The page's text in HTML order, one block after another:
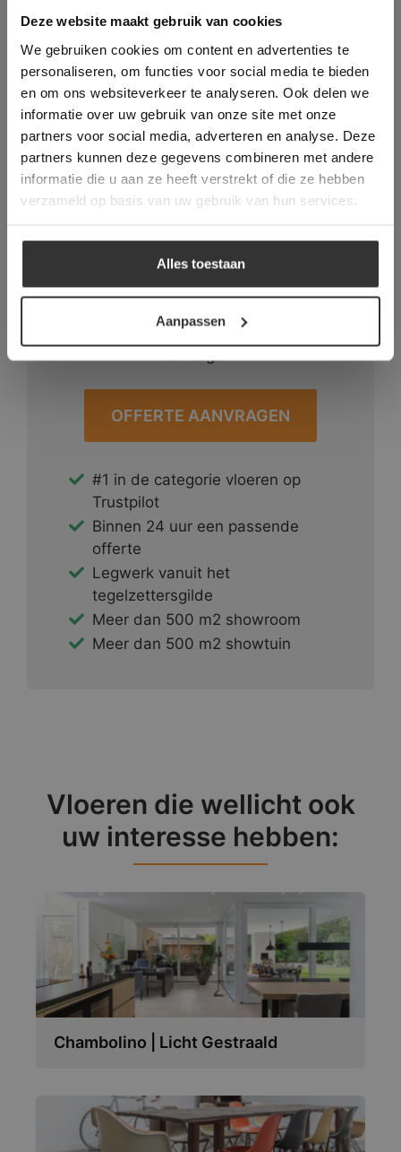
Deze website maakt gebruik van cookies
We gebruiken cookies om content en advertenties te
personaliseren, om functies voor social media te bieden
en om ons websiteverkeer te analyseren. Ook delen we
informatie over uw gebruik van onze site met onze
partners voor social media, adverteren en analyse. Deze
partners kunnen deze gegevens combineren met andere
informatie die u aan ze heeft verstrekt of die ze hebben
verzameld op basis van uw gebruik van hun services.
Alles toestaan
Aanpassen
Vraag direct een
vrijblijvende offerte aan:
Een offerte aanvragen bij van den
Heuvel & van Duuren is handwerk. Wij
denken met u mee, maken een prijs op
een prijs voor het legwerk ook direct op
OFFERTE AANVRAGEN
#1 in de categorie vloeren op
Trustpilot
Binnen 24 uur een passende
offerte
Legwerk vanuit het
tegelzettersgilde
Meer dan 500 m2 showroom
Meer dan 500 m2 showtuin
Vloeren die wellicht ook
uw interesse hebben:
Chambolino | Licht Gestraald
This Cookie Banner was deleted and is no
longer working. Please contact the website
administrator.
Deze website gebruikt cookies om de
gebruikerservaring te verbeteren. Door
gebruik te maken van onze website geeft u
toestemming voor alle cookies in
overeenstemming met ons cookiebeleid.Lees
verder
ALLES ACCEPTEREN
ALLES AFWIJZEN
DETAILS WEERGEVEN